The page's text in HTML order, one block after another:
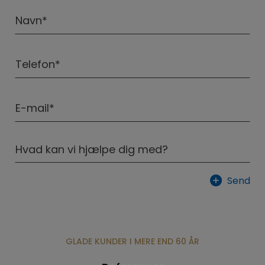
*
mail
*
kan
Send
GLADE KUNDER I MERE END 60 ÅR